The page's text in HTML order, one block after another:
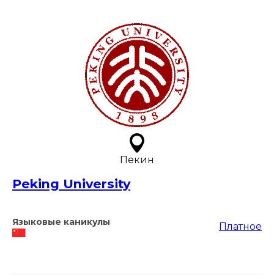
Пекин
Peking University
Языковые каникулы Платное